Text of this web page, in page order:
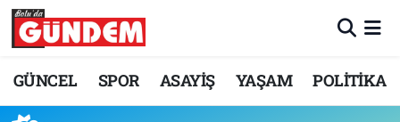
GÜNCEL SPOR ASAYİŞ YAŞAM POLİTİKA
Merkez Nöbetçi Eczaneler